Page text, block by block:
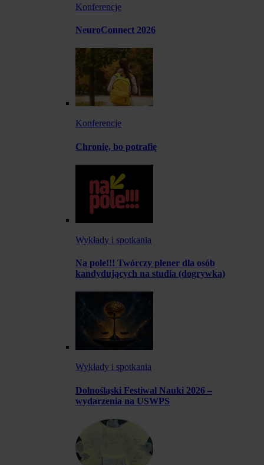
Konferencje
NeuroConnect 2026
Konferencje
Chronię, bo potrafię
Wykłady i spotkania
Na pole!!! Twórczy plener dla osób
kandydujących na studia (dogrywka)
Wykłady i spotkania
Dolnośląski Festiwal Nauki 2026 –
wydarzenia na USWPS